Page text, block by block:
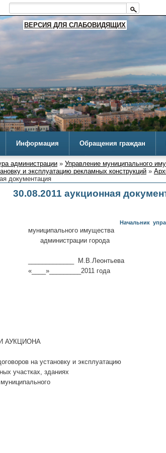
ВЕРСИЯ ДЛЯ СЛАБОВИДЯЩИХ
Информация Обращения граждан
администрации » Управление муниципального
и эксплуатацию рекламных конструкций »
документация
30.08.2011 аукционная
Начальник
имущества
М.В.Леонтьева
года
АУКЦИОНА
на установку и эксплуатацию
участках, зданиях